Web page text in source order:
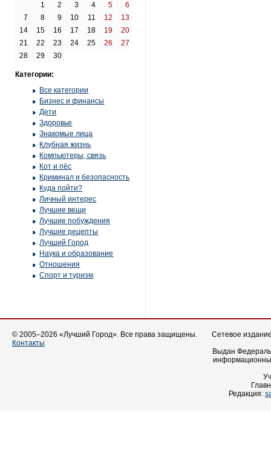
1
2 3 4 5
6
7
8 9 10 11 12
13
14
15 16 17 18 19
20
21
22 23 24 25 26
27
28
29 30
Категории:
Все категории
Бизнес и финансы
Дети
Здоровье
Знакомые лица
Клубная жизнь
Компьютеры, связь
Кот и пёс
Криминал и безопасность
Куда пойти?
Личный интерес
Лучшие вещи
Лучшие побуждения
Лучшие рецепты
Лучший Город
Наука и образование
Отношения
Спорт и туризм
© 2005–2026 «Лучший Город». Все права защищены.
Контакты
Сетевое
Выдан
Редакция: